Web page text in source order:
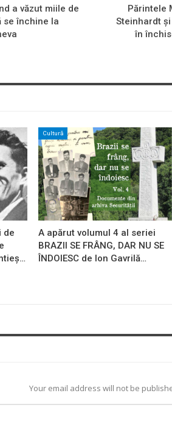
a văzut miile de
se închine la
Părintele
Steinhardt
în
de
Cultură
A apărut volumul 4 al seriei
BRAZII SE FRÂNG, DAR NU SE
ÎNDOIESC de Ion Gavrilă…
Your email address will not be